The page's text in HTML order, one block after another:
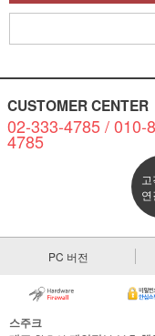
CUSTOMER CENTER
02-333-4785 / 010-
4785
연
PC 버전
스주크